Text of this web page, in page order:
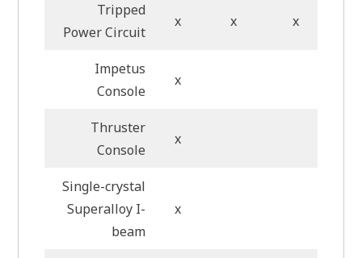
Tripped
Power Circuit
x x x
Impetus
Console
x
Thruster
Console
x
Single-crystal
Superalloy I-
beam
x